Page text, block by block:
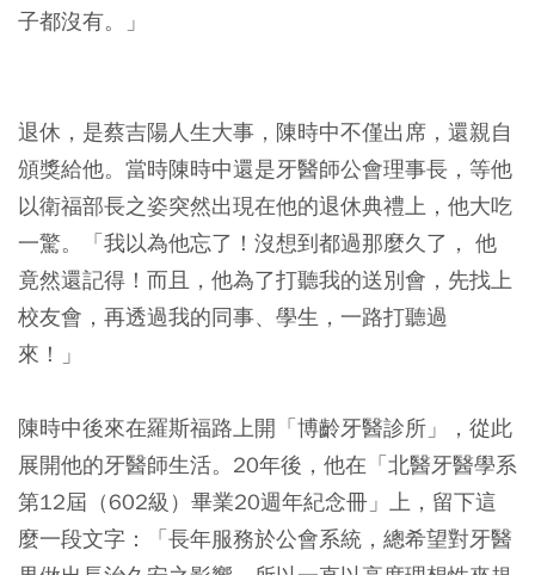
子都沒有。」
退休，是蔡吉陽人生大事，陳時中不僅出席，還親自
頒獎給他。當時陳時中還是牙醫師公會理事長，等他
以衛福部長之姿突然出現在他的退休典禮上，他大吃
一驚。「我以為他忘了！沒想到都過那麼久了， 他
竟然還記得！而且，他為了打聽我的送別會，先找上
校友會，再透過我的同事、學生，一路打聽過
來！」
陳時中後來在羅斯福路上開「博齡牙醫診所」，從此
展開他的牙醫師生活。20年後，他在「北醫牙醫學系
第12屆（602級）畢業20週年紀念冊」上，留下這
麼一段文字：「長年服務於公會系統，總希望對牙醫